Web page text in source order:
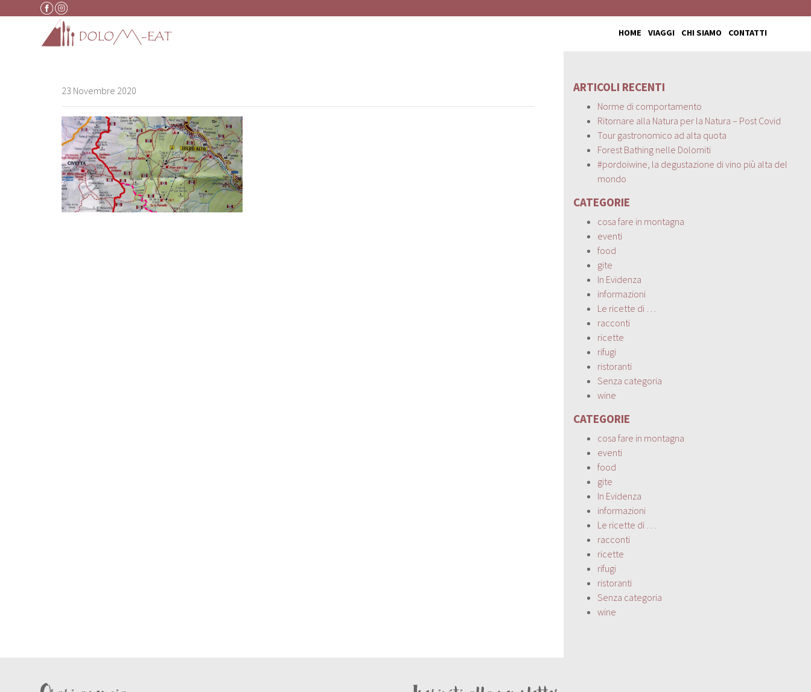
Vai al contenuto
HOME VIAGGI CHI SIAMO CONTATTI
23 Novembre 2020 ARTICOLI RECENTI
Norme di comportamento
Ritornare alla Natura per la Natura – Post Covid
Tour gastronomico ad alta quota
Forest Bathing nelle Dolomiti
#pordoiwine, la degustazione di vino più alta del
mondo
CATEGORIE
cosa fare in montagna
eventi
food
gite
In Evidenza
informazioni
Le ricette di …
racconti
ricette
rifugi
ristoranti
Senza categoria
wine
CATEGORIE
cosa fare in montagna
eventi
food
gite
In Evidenza
informazioni
Le ricette di …
racconti
ricette
rifugi
ristoranti
Senza categoria
wine